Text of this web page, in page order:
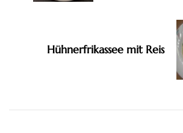
Hühnerfrikassee mit Reis